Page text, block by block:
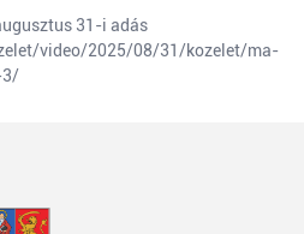
31-i adás
video/2025/08/31/kozelet/ma-
3/